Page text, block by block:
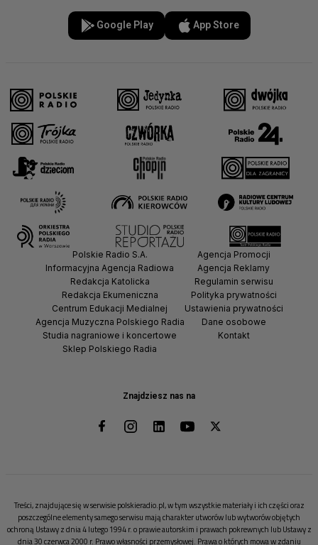
Google Play App Store
Znajdziesz nas na
Polskie Radio S.A.
Informacyjna Agencja Radiowa
Redakcja Katolicka
Redakcja Ekumeniczna
Centrum Edukacji Medialnej
Agencja Muzyczna Polskiego Radia
Studia nagraniowe i koncertowe
Sklep Polskiego Radia
Agencja Promocji
Agencja Reklamy
Regulamin serwisu
Polityka prywatności
Ustawienia prywatności
Dane osobowe
Kontakt
Treści, znajdujące się w serwisie polskieradio.pl, w tym wszystkie materiały i ich części oraz
poszczególne elementy samego serwisu mają charakter utworów lub wytworów objętych
ochroną Ustawy z dnia 4 lutego 1994 r. o prawie autorskim i prawach pokrewnych lub Ustawy z
dnia 30 czerwca 2000 r. Prawo własności przemysłowej. Prawa o których mowa w zdaniu